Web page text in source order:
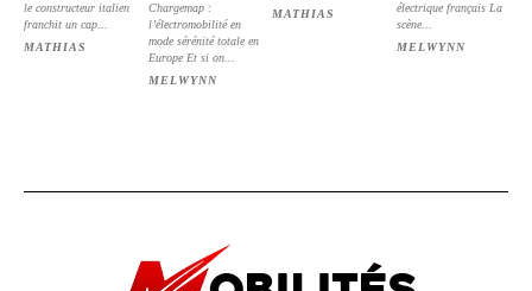
le constructeur italien
franchit un cap...
MATHIAS
Chargemap :
l’électromobilité en
mode sérénité totale en
Europe Et si on...
MELWYNN
MATHIAS
électrique français La
scène...
MELWYNN